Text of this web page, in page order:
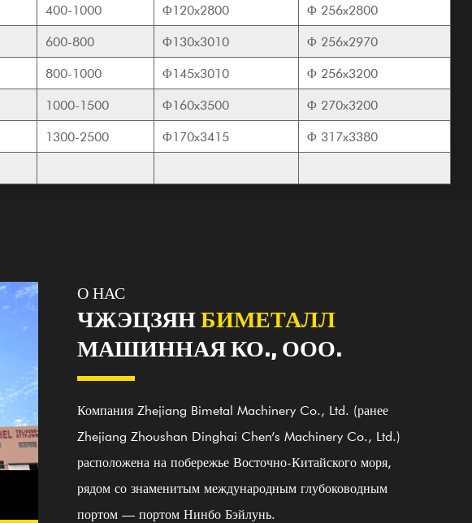
400-1000 Φ120x2800 Φ 256x2800
600-800 Φ130x3010 Φ 256x2970
800-1000 Φ145x3010 Φ 256x3200
1000-1500 Φ160x3500 Φ 270x3200
1300-2500 Φ170x3415 Φ 317x3380
36000
25000
100+
О НАС
ЧЖЭЦЗЯН БИМЕТАЛЛ
МАШИННАЯ КО., ООО.
Компания Zhejiang Bimetal Machinery Co., Ltd. (ранее
Zhejiang Zhoushan Dinghai Chen’s Machinery Co., Ltd.)
расположена на побережье Восточно-Китайского моря,
рядом со знаменитым международным глубоководным
портом — портом Нинбо Бэйлунь.